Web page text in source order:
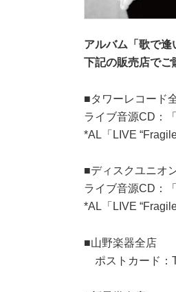
アルバム「歌で逢
下記の販売店でご
■タワーレコード
ライブ音源CD：
*AL「LIVE
■ディスクユニオ
ライブ音源CD：
*AL「LIVE
■山野楽器全店
ポストカード：